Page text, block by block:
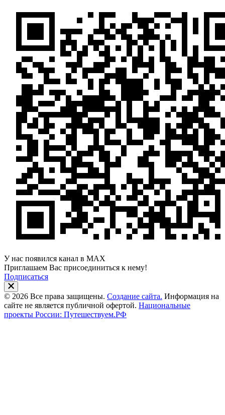
У нас появился канал в MAX
Приглашаем Вас присоединиться к нему!
Подписаться
© 2026 Все права защищены. Создание сайта. Информация на
сайте не является публичной офертой. Национальные
проекты России: Путешествуем.РФ